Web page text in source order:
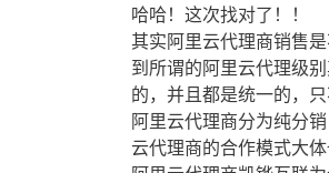
哈哈！这次找对了！！
其实阿里云代理商销售
到所谓的阿里云代理级
的，并且都是统一的，
阿里云代理商分为纯分
云代理商的合作模式大体